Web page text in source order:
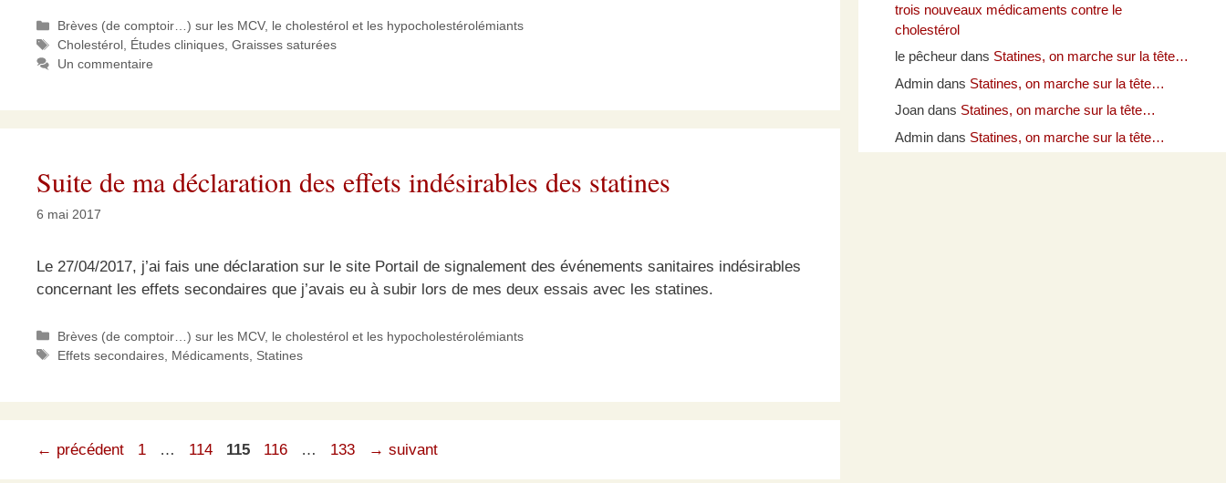
Catégories
Brèves (de comptoir…) sur les MCV, le cholestérol et les hypocholestérolémiants
Étiquettes
Cholestérol, Études cliniques,Graisses saturées
Un commentaire
Suite de ma déclaration des effets indésirables des statines
6 mai 2017
Le 27/04/2017, j’ai fais une déclaration sur le site Portail de signalement des événements sanitaires indésirables
concernant les effets secondaires que j’avais eu à subir lors de mes deux essais avec les statines.
Catégories
Brèves (de comptoir…) sur les MCV, le cholestérol et les hypocholestérolémiants
Étiquettes
Effets secondaires Médicaments Statines
← précédent Page
1 … Page
114 Page
115 Page
116 … Page
133 → suivant
trois nouveaux médicaments contre le
cholestérol
le pêcheurdans Statines, on marche sur la tête…
Admindans Statines, on marche sur la tête…
Joandans Statines, on marche sur la tête…
Admindans Statines, on marche sur la tête…